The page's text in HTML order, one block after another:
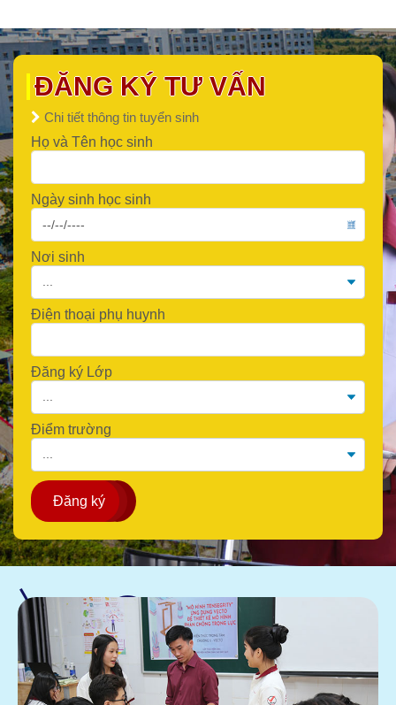
ĐĂNG KÝ TƯ VẤN
Chi tiết thông tin tuyển sinh
Họ và Tên học sinh
Ngày sinh học sinh
Nơi sinh
Điện thoại phụ huynh
Đăng ký Lớp
Điểm trường
Đăng ký